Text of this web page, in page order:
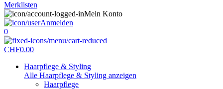
Merklisten
Mein Konto
Anmelden
0
CHF0.00
Haarpflege & Styling
Alle Haarpflege & Styling anzeigen
Haarpflege